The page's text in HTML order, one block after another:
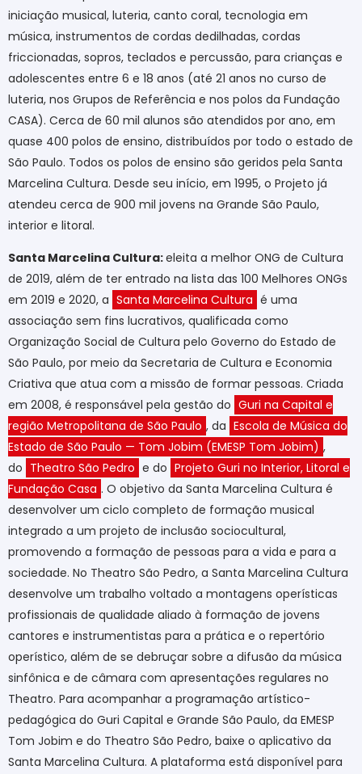
iniciação musical, luteria, canto coral, tecnologia em
música, instrumentos de cordas dedilhadas, cordas
friccionadas, sopros, teclados e percussão, para crianças e
adolescentes entre 6 e 18 anos (até 21 anos no curso de
luteria, nos Grupos de Referência e nos polos da Fundação
CASA). Cerca de 60 mil alunos são atendidos por ano, em
quase 400 polos de ensino, distribuídos por todo o estado de
São Paulo. Todos os polos de ensino são geridos pela Santa
Marcelina Cultura. Desde seu início, em 1995, o Projeto já
atendeu cerca de 900 mil jovens na Grande São Paulo,
interior e litoral.
Santa Marcelina Cultura:eleita a melhor ONG de Cultura
de 2019, além de ter entrado na lista das 100 Melhores ONGs
em 2019 e 2020, a Santa Marcelina Cultura é uma
associação sem fins lucrativos, qualificada como
Organização Social de Cultura pelo Governo do Estado de
São Paulo, por meio da Secretaria de Cultura e Economia
Criativa que atua com a missão de formar pessoas. Criada
em 2008, é responsável pela gestão do Guri na Capital e
região Metropolitana de São Paulo , da Escola de Música do
Estado de São Paulo — Tom Jobim (EMESP Tom Jobim) ,
do Theatro São Pedro e do Projeto Guri no Interior, Litoral e
Fundação Casa . O objetivo da Santa Marcelina Cultura é
desenvolver um ciclo completo de formação musical
integrado a um projeto de inclusão sociocultural,
promovendo a formação de pessoas para a vida e para a
sociedade. No Theatro São Pedro, a Santa Marcelina Cultura
desenvolve um trabalho voltado a montagens operísticas
profissionais de qualidade aliado à formação de jovens
cantores e instrumentistas para a prática e o repertório
operístico, além de se debruçar sobre a difusão da música
sinfônica e de câmara com apresentações regulares no
Theatro. Para acompanhar a programação artístico-
pedagógica do Guri Capital e Grande São Paulo, da EMESP
Tom Jobim e do Theatro São Pedro, baixe o aplicativo da
Santa Marcelina Cultura. A plataforma está disponível para